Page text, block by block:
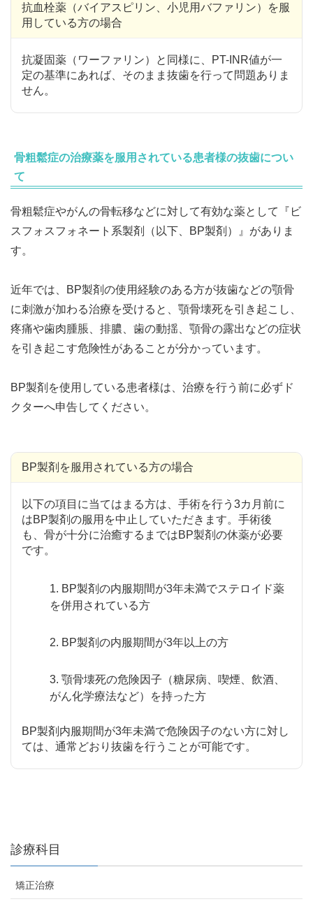
抗血栓薬（バイアスピリン、小児用バファリン）を服
用している方の場合
抗凝固薬（ワーファリン）と同様に、PT-INR値が一
定の基準にあれば、そのまま抜歯を行って問題ありま
せん。
骨粗鬆症の治療薬を服用されている患者様の抜歯につい
て
骨粗鬆症やがんの骨転移などに対して有効な薬として『ビ
スフォスフォネート系製剤（以下、BP製剤）』がありま
す。
近年では、BP製剤の使用経験のある方が抜歯などの顎骨
に刺激が加わる治療を受けると、顎骨壊死を引き起こし、
疼痛や歯肉腫脹、排膿、歯の動揺、顎骨の露出などの症状
を引き起こす危険性があることが分かっています。
BP製剤を使用している患者様は、治療を行う前に必ずド
クターへ申告してください。
BP製剤を服用されている方の場合
以下の項目に当てはまる方は、手術を行う3カ月前に
はBP製剤の服用を中止していただきます。手術後
も、骨が十分に治癒するまではBP製剤の休薬が必要
です。
1. BP製剤の内服期間が3年未満でステロイド薬
を併用されている方
2. BP製剤の内服期間が3年以上の方
3. 顎骨壊死の危険因子（糖尿病、喫煙、飲酒、
がん化学療法など）を持った方
BP製剤内服期間が3年未満で危険因子のない方に対し
ては、通常どおり抜歯を行うことが可能です。
診療科目
矯正治療